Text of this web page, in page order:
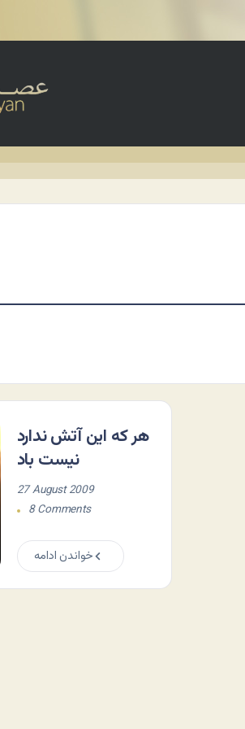
هر که این آتش ندارد
نیست باد
27 August 2009
8 Comments
خواندن ادامه